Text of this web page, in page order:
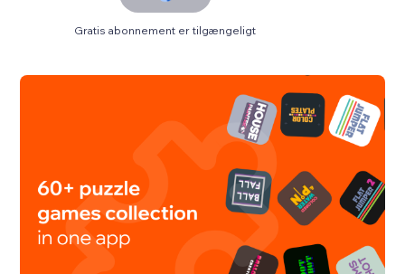
Gratis abonnement er tilgængeligt